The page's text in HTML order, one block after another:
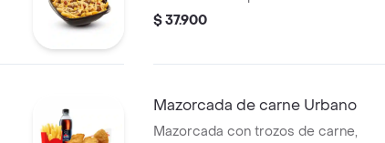
$ 37.900
Mazorcada de carne Urbano
Mazorcada con trozos de carne,